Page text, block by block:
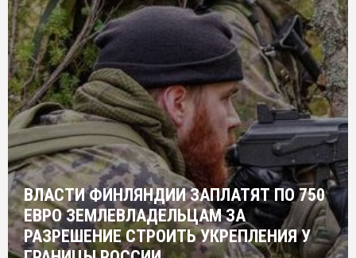
ВЛАСТИ ФИНЛЯНДИИ ЗАПЛАТЯТ ПО 750
ЕВРО ЗЕМЛЕВЛАДЕЛЬЦАМ ЗА
РАЗРЕШЕНИЕ СТРОИТЬ УКРЕПЛЕНИЯ У